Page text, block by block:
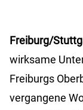
Freiburg/
wirksame
Freiburgs
vergangene